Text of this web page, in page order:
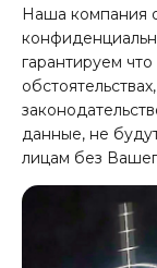
Наша компания
гарантируем
данные, не
лицам без